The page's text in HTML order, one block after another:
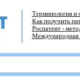
Терминология и
Как получить
Роспатент -
Международная